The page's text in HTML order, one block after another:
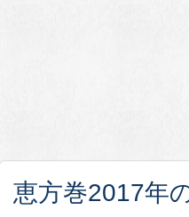
恵方巻2017年